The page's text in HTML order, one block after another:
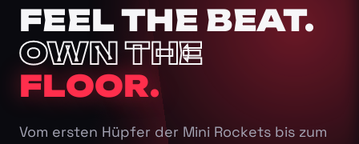
FEEL THE BEAT.
OWN THE
FLOOR.
Vom ersten Hüpfer der Mini Rockets bis zum